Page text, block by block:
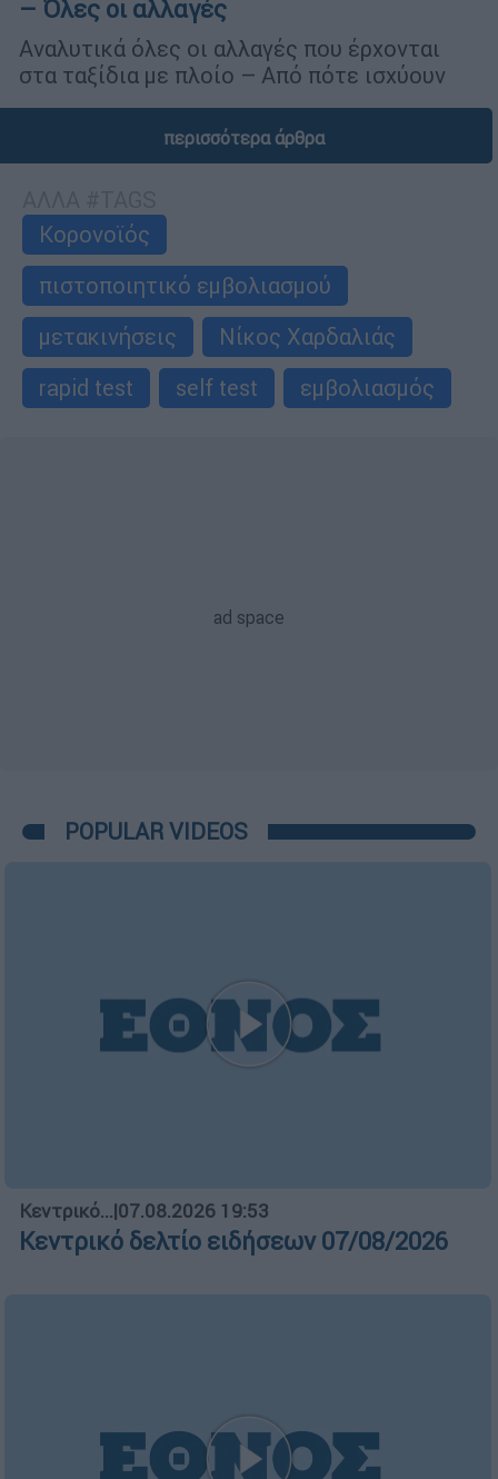
– Όλες οι αλλαγές
Αναλυτικά όλες οι αλλαγές που έρχονται
στα ταξίδια με πλοίο – Από πότε ισχύουν
περισσότερα άρθρα
Κορονοϊός
πιστοποιητικό εμβολιασμού
μετακινήσεις
Νίκος Χαρδαλιάς
rapid test
self test εμβολιασμός
POPULAR VIDEOS
Κεντρικό...|07.08.2026 19:53
Κεντρικό δελτίο ειδήσεων 07/08/2026